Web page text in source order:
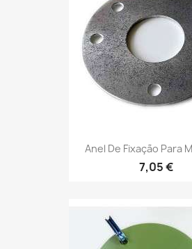
Anel De Fixação Para
7,05 €